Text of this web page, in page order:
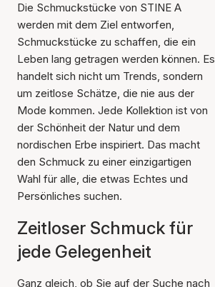
Die Schmuckstücke von STINE A
werden mit dem Ziel entworfen,
Schmuckstücke zu schaffen, die ein
Leben lang getragen werden können. Es
handelt sich nicht um Trends, sondern
um zeitlose Schätze, die nie aus der
Mode kommen. Jede Kollektion ist von
der Schönheit der Natur und dem
nordischen Erbe inspiriert. Das macht
den Schmuck zu einer einzigartigen
Wahl für alle, die etwas Echtes und
Persönliches suchen.
Zeitloser Schmuck für
jede Gelegenheit
Ganz gleich, ob Sie auf der Suche nach